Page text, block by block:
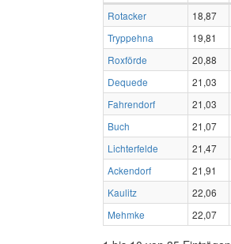
Rotacker
18,87
Tryppehna
19,81
Roxförde
20,88
Dequede
21,03
Fahrendorf
21,03
Buch
21,07
Lichterfelde
21,47
Ackendorf
21,91
Kaulitz
22,06
Mehmke
22,07